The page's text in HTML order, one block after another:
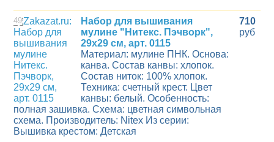
49
Набор для вышивания
мулине "Нитекс. Пэчворк",
29х29 см, арт. 0115
Материал: мулине ПНК. Основа:
канва. Состав канвы: хлопок.
Состав ниток: 100% хлопок.
Техника: счетный крест. Цвет
канвы: белый. Особенность:
полная зашивка. Схема: цветная символьная
схема. Производитель: Nitex Из серии:
Вышивка крестом: Детская
710
руб